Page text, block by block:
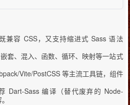
兼容 CSS，又支持缩进式 Sass 语法
套、混入、函数、循环、映射等一站式
Vite/PostCSS 等主流工具链，组件
Dart-Sass 编译（替代废弃的 Node-